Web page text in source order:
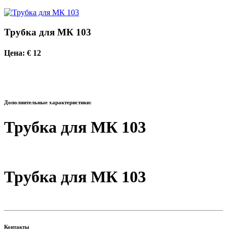
Трубка для МК 103
Цена: € 12
Дополнительные характеристики:
Трубка для МК 103
Трубка для МК 103
Контакты